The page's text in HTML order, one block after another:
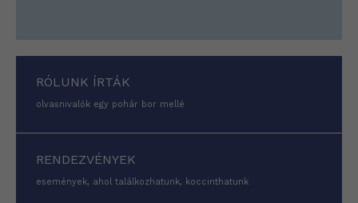
RÓLUNK ÍRTÁK
olvasnivalók egy pohár bor mellé
RENDEZVÉNYEK
események, ahol találkozhatunk, koccinthatunk